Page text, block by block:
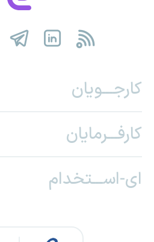
کارجـــویان
کارفـــرمایان
ای-اســـتخدام